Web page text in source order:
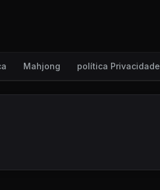
Mahjong política Privacidade